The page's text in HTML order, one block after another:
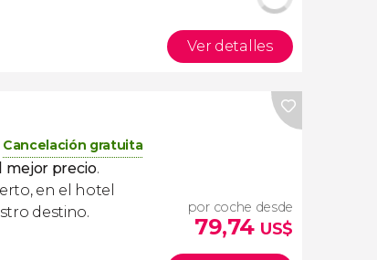
Ver detalles
Cancelación gratuita
mejor precio.
en el hotel
destino.
por coche desde
79,74 US$